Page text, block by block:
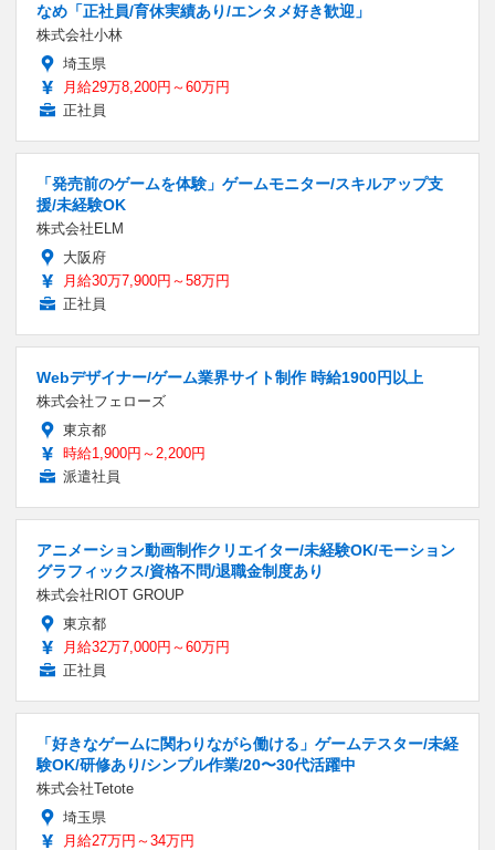
なめ「正社員/育休実績あり/エンタメ好き歓迎」
株式会社小林
埼玉県
月給29万8,200円～60万円
正社員
「発売前のゲームを体験」ゲームモニター/スキルアップ支
援/未経験OK
株式会社ELM
大阪府
月給30万7,900円～58万円
正社員
Webデザイナー/ゲーム業界サイト制作 時給1900円以上
株式会社フェローズ
東京都
時給1,900円～2,200円
派遣社員
アニメーション動画制作クリエイター/未経験OK/モーション
グラフィックス/資格不問/退職金制度あり
株式会社RIOT GROUP
東京都
月給32万7,000円～60万円
正社員
「好きなゲームに関わりながら働ける」ゲームテスター/未経
験OK/研修あり/シンプル作業/20〜30代活躍中
株式会社Tetote
埼玉県
月給27万円～34万円